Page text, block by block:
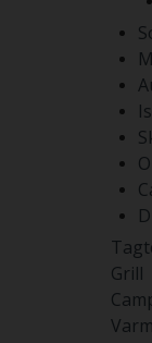
Grill